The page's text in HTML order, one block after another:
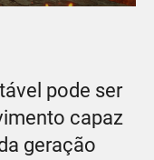
pode ser
capaz
geração